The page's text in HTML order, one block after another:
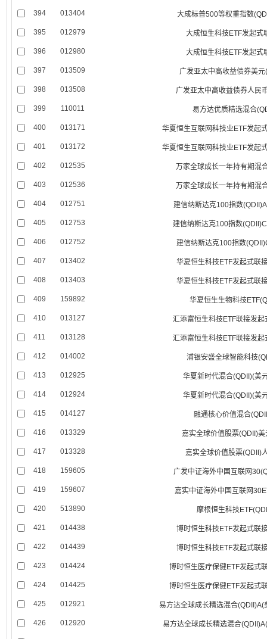
394 013404 大成标普500等权重指数
395 012979 大成恒生科技ETF发起式
396 012980 大成恒生科技ETF发起式
397 013509 广发亚太中高收益债券美元
398 013508 广发亚太中高收益债券人民
399 110011 易方达优质精选混合
400 013171 华夏恒生互联网科技业ETF发起
401 013172 华夏恒生互联网科技业ETF发起
402 012535 万家全球成长一年持有期混
403 012536 万家全球成长一年持有期混
404 012751 建信纳斯达克100指数
405 012753 建信纳斯达克100指数
406 012752 建信纳斯达克100指数
407 013402 华夏恒生科技ETF发起式联
408 013403 华夏恒生科技ETF发起式联
409 159892 华夏恒生生物科技
410 013127 汇添富恒生科技ETF联接发起
411 013128 汇添富恒生科技ETF联接发起
412 014002 浦银安盛全球智能科技
413 012925 华夏新时代混合(QDII)(美
414 012924 华夏新时代混合(QDII)(美
415 014127 融通核心价值混合
416 013329 嘉实全球价值股票(QDII)
417 013328 嘉实全球价值股票(QDII)
418 159605 广发中证海外中国互联网
419 159607 嘉实中证海外中国互联网
420 513890 摩根恒生科技
421 014438 博时恒生科技ETF发起式联
422 014439 博时恒生科技ETF发起式联
423 014424 博时恒生医疗保健ETF发起式
424 014425 博时恒生医疗保健ETF发起式
425 012921 易方达全球成长精选混合(QDII)A(
426 012920 易方达全球成长精选混合